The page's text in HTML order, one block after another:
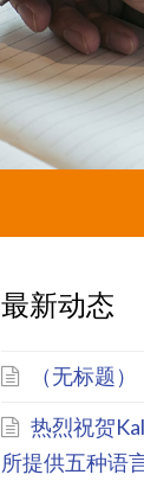
最新动态
（无标题）
热烈祝贺
所提供五种语